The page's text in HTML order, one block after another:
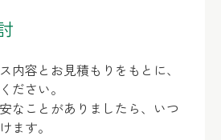
内容とお見積もりをもとに、
ださい。
なことがありましたら、いつ
ます。